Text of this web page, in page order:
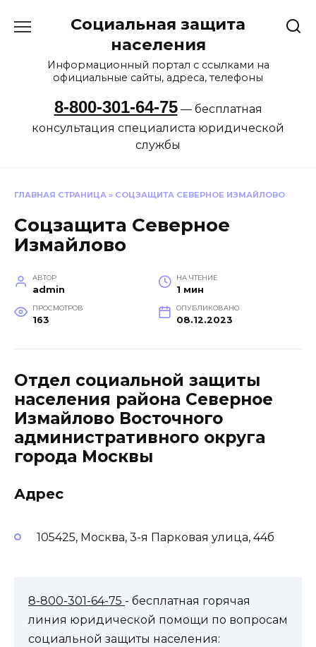
Социальная защита
населения
Информационный портал с ссылками на
официальные сайты, адреса, телефоны
8-800-301-64-75— бесплатная
консультация специалиста юридической
службы
ГЛАВНАЯ СТРАНИЦА » СОЦЗАЩИТА СЕВЕРНОЕ ИЗМАЙЛОВО
Соцзащита Северное
Измайлово
АВТОР
admin
НА ЧТЕНИЕ
1 мин
ПРОСМОТРОВ
163
ОПУБЛИКОВАНО
08.12.2023
Отдел социальной защиты
населения района Северное
Измайлово Восточного
административного округа
города Москвы
Адрес
105425, Москва, 3-я Парковая улица, 44б
8-800-301-64-75 - бесплатная горячая
линия юридической помощи по вопросам
социальной защиты населения: